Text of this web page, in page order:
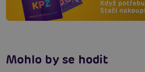
Mohlo by se hodit